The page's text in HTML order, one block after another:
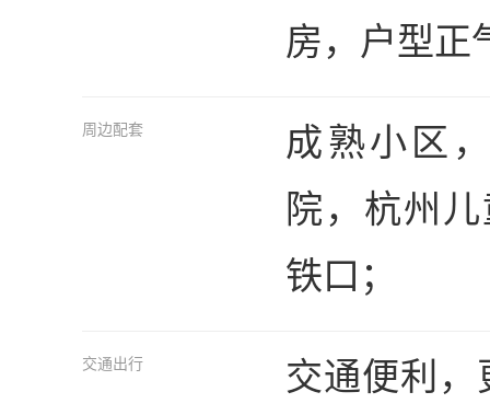
房，户型正
周边配套
成熟小区
院，杭州
铁口；
交通出行
交通便利，